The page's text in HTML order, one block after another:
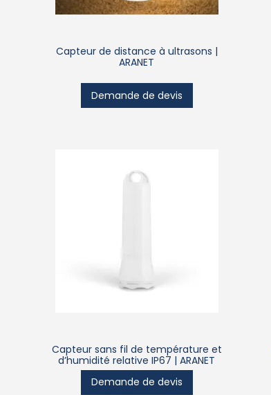
Capteur de distance à ultrasons |
ARANET
Demande de devis
Capteur sans fil de température et
d’humidité relative IP67 | ARANET
Demande de devis